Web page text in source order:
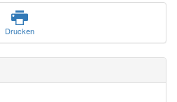
Drucken